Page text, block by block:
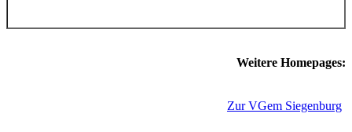
Weitere Homepages:
Zur VGem Siegenburg